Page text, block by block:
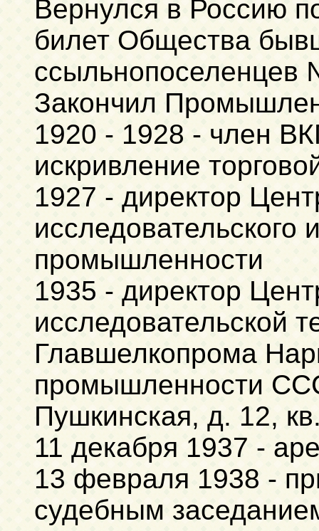
Вернулся в Россию
билет Общества
ссыльнопоселенцев
Закончил
1920 - 1928 - член
искривление
1927 - директор
исследовательского
промышленности
1935 - директор
исследовательской
Главшелкопрома
промышленности
Пушкинская, д. 12,
11 декабря 1937 -
13 февраля 1938 -
судебным